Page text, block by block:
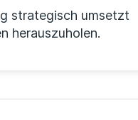
strategisch umsetzt
herauszuholen.